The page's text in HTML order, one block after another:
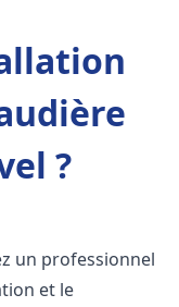
?
un professionnel
et le